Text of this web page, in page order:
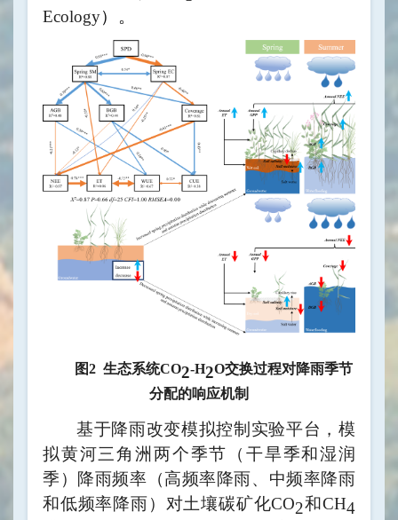
Ecology） 。
图2 生态系统CO2-H2O交换过程对降雨季节
分配的响应机制
基于降雨改变模拟控制实验平台，模
拟黄河三角洲两个季节（干旱季和湿润
季）降雨频率（高频率降雨、中频率降雨
和低频率降雨）对土壤碳矿化CO2和CH4